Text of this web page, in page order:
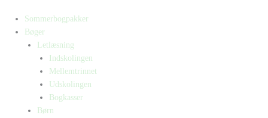
Sommerbogpakker
Bøger
Letlæsning
Indskolingen
Mellemtrinnet
Udskolingen
Bogkasser
Børn